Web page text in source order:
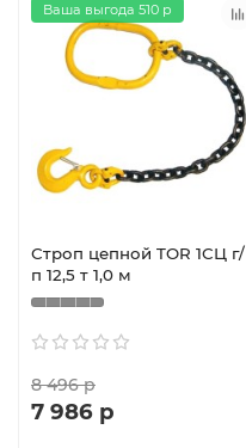
Ваша выгода 510 р
Строп цепной TOR 1СЦ г/
п 12,5 т 1,0 м
8 496 р
7 986 р